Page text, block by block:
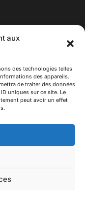
aux
des technologies telles
des appareils.
de traiter des données
uniques sur ce site. Le
peut avoir un effet